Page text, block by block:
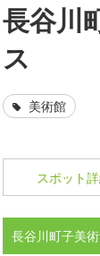
長谷川
ス
美術館
スポット
長谷川町子美